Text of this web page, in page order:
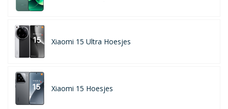
Xiaomi 15 Ultra Hoesjes
Xiaomi 15 Hoesjes